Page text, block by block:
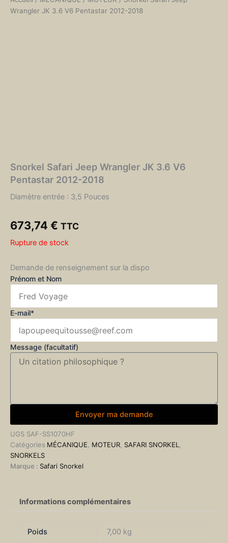
Wrangler JK 3.6 V6 Pentastar 2012-2018
Snorkel Safari Jeep Wrangler JK 3.6 V6
Pentastar 2012-2018
Diamètre entrée : 3,5 Pouces
673,74 € TTC
Rupture de stock
Demande de renseignement sur la dispo
Prénom et Nom
E-mail*
Message (facultatif)
Envoyer ma demande
UGS SAF-SS1070HF
Catégories MÉCANIQUE MOTEUR SAFARI SNORKEL
SNORKELS
Marque : Safari Snorkel
Informations complémentaires
Poids 7,00 kg